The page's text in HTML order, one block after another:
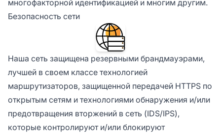
многофакторной идентификацией и многим другим.
Безопасность сети
Наша сеть защищена резервными брандмауэрами,
лучшей в своем классе технологией
маршрутизаторов, защищенной передачей HTTPS по
открытым сетям и технологиями обнаружения и/или
предотвращения вторжений в сеть (IDS/IPS),
которые контролируют и/или блокируют